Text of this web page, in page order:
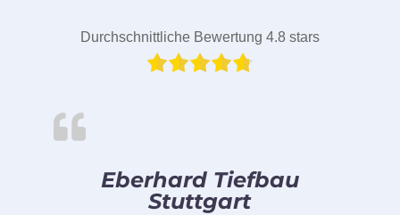
Durchschnittliche Bewertung 4.8 stars
Eberhard Tiefbau
Stuttgart